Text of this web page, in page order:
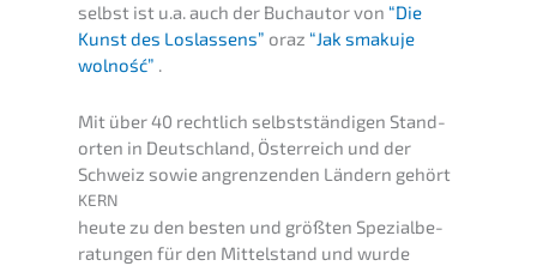
selbst ist u.a. auch der Buchau­tor von “Die
Kunst des Loslas­sens” oraz “Jak smaku­je
wolność” .
Mit über 40 recht­lich selbst­stän­di­gen Stand­
or­ten in Deutsch­land, Öster­reich und der
Schweiz sowie angren­zen­den Ländern gehört
KERN
heute zu den besten und größten Spezi­al­be­
ra­tun­gen für den Mittel­stand und wurde